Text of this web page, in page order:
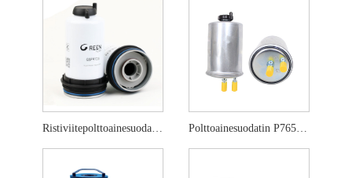
Ristiviitepolttoainesuodatin 837079726